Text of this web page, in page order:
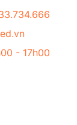
- 17h00